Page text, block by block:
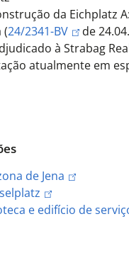
da Eichplatz
(24/2341-BV
de
à Strabag
atualmente em
de Jena
e edifício de